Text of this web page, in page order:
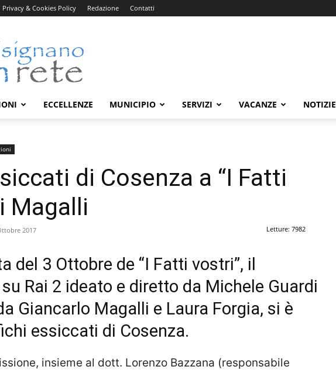
Privacy & Cookies Policy Redazione Contatti
Bisignanoinrete.com
ECCELLENZE MUNICIPIO SERVIZI VACANZE NOTIZIE
di Cosenza a “I Fatti
Magalli
2017 Letture: 7982
del 3 Ottobre de “I Fatti vostri”, il
Rai 2 ideato e diretto da Michele Guardi
Giancarlo Magalli e Laura Forgia, si è
essiccati di Cosenza.
insieme al dott. Lorenzo Bazzana (responsabile